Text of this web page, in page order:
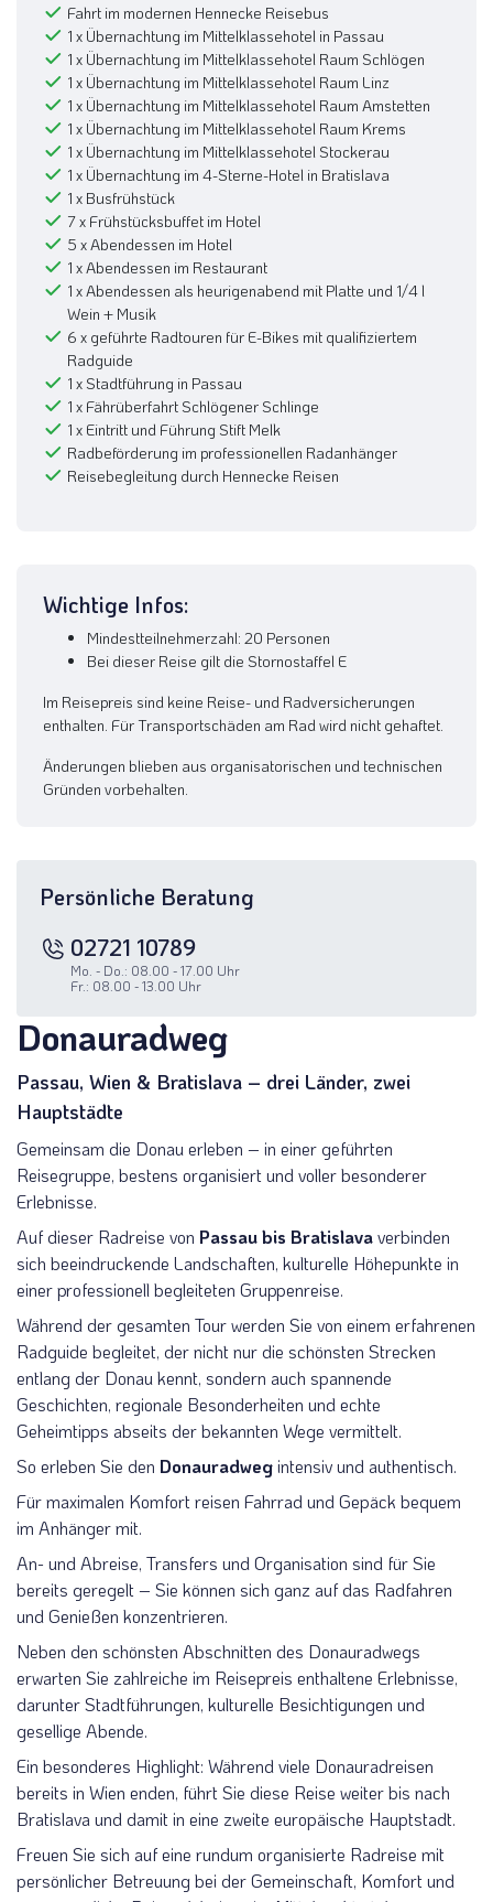
Donauradweg
Passau, Wien & Bratislava – drei Länder, zwei
Hauptstädte
Gemeinsam die Donau erleben – in einer geführten
Reisegruppe, bestens organisiert und voller besonderer
Erlebnisse.
Auf dieser Radreise von Passau bis Bratislavaverbinden
sich beeindruckende Landschaften, kulturelle Höhepunkte in
einer professionell begleiteten Gruppenreise.
Während der gesamten Tour werden Sie von einem erfahrenen
Radguide begleitet, der nicht nur die schönsten Strecken
entlang der Donau kennt, sondern auch spannende
Geschichten, regionale Besonderheiten und echte
Geheimtipps abseits der bekannten Wege vermittelt.
So erleben Sie den Donauradwegintensiv und authentisch.
Für maximalen Komfort reisen Fahrrad und Gepäck bequem
im Anhänger mit.
An- und Abreise, Transfers und Organisation sind für Sie
bereits geregelt – Sie können sich ganz auf das Radfahren
und Genießen konzentrieren.
Neben den schönsten Abschnitten des Donauradwegs
erwarten Sie zahlreiche im Reisepreis enthaltene Erlebnisse,
darunter Stadtführungen, kulturelle Besichtigungen und
gesellige Abende.
Ein besonderes Highlight: Während viele Donauradreisen
bereits in Wien enden, führt Sie diese Reise weiter bis nach
Bratislava und damit in eine zweite europäische Hauptstadt.
Freuen Sie sich auf eine rundum organisierte Radreise mit
persönlicher Betreuung bei der Gemeinschaft, Komfort und
Fahrt im modernen Hennecke Reisebus
1 x Übernachtung im Mittelklassehotel in Passau
1 x Übernachtung im Mittelklassehotel Raum Schlögen
1 x Übernachtung im Mittelklassehotel Raum Linz
1 x Übernachtung im Mittelklassehotel Raum Amstetten
1 x Übernachtung im Mittelklassehotel Raum Krems
1 x Übernachtung im Mittelklassehotel Stockerau
1 x Übernachtung im 4-Sterne-Hotel in Bratislava
1 x Busfrühstück
7 x Frühstücksbuffet im Hotel
5 x Abendessen im Hotel
1 x Abendessen im Restaurant
1 x Abendessen als heurigenabend mit Platte und 1/4 l
Wein + Musik
6 x geführte Radtouren für E-Bikes mit qualifiziertem
Radguide
1 x Stadtführung in Passau
1 x Fährüberfahrt Schlögener Schlinge
1 x Eintritt und Führung Stift Melk
Radbeförderung im professionellen Radanhänger
Reisebegleitung durch Hennecke Reisen
Wichtige Infos:
Mindestteilnehmerzahl: 20 Personen
Bei dieser Reise gilt die Stornostaffel E
Im Reisepreis sind keine Reise- und Radversicherungen
enthalten. Für Transportschäden am Rad wird nicht gehaftet.
Änderungen blieben aus organisatorischen und technischen
Gründen vorbehalten.
Persönliche Beratung
02721 10789
Mo. - Do.: 08.00 - 17.00 Uhr
Fr.: 08.00 - 13.00 Uhr